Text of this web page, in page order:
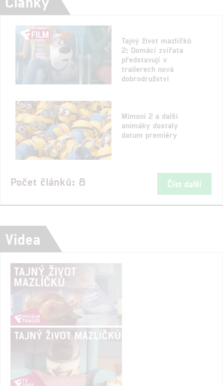
Tajný život mazlíčků
2: Domácí zvířata
představují v
trailerech nová
dobrodružství
Mimoni 2 a další
animáky dostaly
datum premiéry
Počet článků: 8 Číst další
Videa